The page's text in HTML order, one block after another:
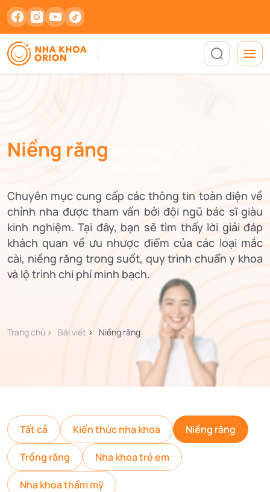
Niềng răng
Chuyên mục cung cấp các thông tin toàn diện về
chỉnh nha được tham vấn bởi đội ngũ bác sĩ giàu
kinh nghiệm. Tại đây, bạn sẽ tìm thấy lời giải đáp
khách quan về ưu nhược điểm của các loại mắc
cài, niềng răng trong suốt, quy trình chuẩn y khoa
và lộ trình chi phí minh bạch.
Trang chủ Bài viết Niềng răng
Tất cả Kiến thức nha khoa Niềng răng
Trồng răng Nha khoa trẻ em
Nha khoa thẩm mỹ